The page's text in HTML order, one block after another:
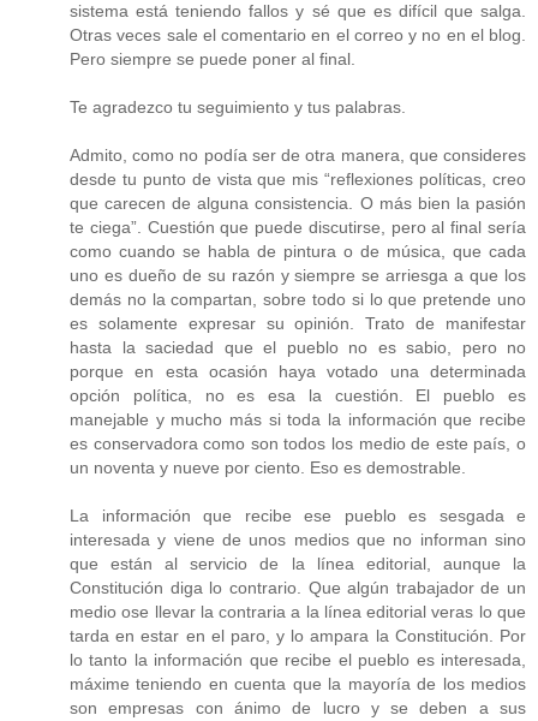
sistema está teniendo fallos y sé que es difícil que salga.
Otras veces sale el comentario en el correo y no en el blog.
Pero siempre se puede poner al final.
Te agradezco tu seguimiento y tus palabras.
Admito, como no podía ser de otra manera, que consideres
desde tu punto de vista que mis “reflexiones políticas, creo
que carecen de alguna consistencia. O más bien la pasión
te ciega”. Cuestión que puede discutirse, pero al final sería
como cuando se habla de pintura o de música, que cada
uno es dueño de su razón y siempre se arriesga a que los
demás no la compartan, sobre todo si lo que pretende uno
es solamente expresar su opinión. Trato de manifestar
hasta la saciedad que el pueblo no es sabio, pero no
porque en esta ocasión haya votado una determinada
opción política, no es esa la cuestión. El pueblo es
manejable y mucho más si toda la información que recibe
es conservadora como son todos los medio de este país, o
un noventa y nueve por ciento. Eso es demostrable.
La información que recibe ese pueblo es sesgada e
interesada y viene de unos medios que no informan sino
que están al servicio de la línea editorial, aunque la
Constitución diga lo contrario. Que algún trabajador de un
medio ose llevar la contraria a la línea editorial veras lo que
tarda en estar en el paro, y lo ampara la Constitución. Por
lo tanto la información que recibe el pueblo es interesada,
máxime teniendo en cuenta que la mayoría de los medios
son empresas con ánimo de lucro y se deben a sus